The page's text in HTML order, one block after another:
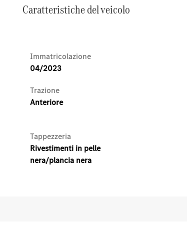
Caratteristiche del veicolo
Immatricolazione
04/2023
Trazione
Anteriore
Tappezzeria
Rivestimenti in pelle
nera/plancia nera